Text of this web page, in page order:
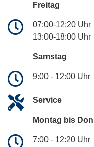
Freitag
07:00-12:20 Uhr
13:00-18:00 Uhr
Samstag
9:00 - 12:00 Uhr
Service
Montag bis
7:00 - 12:20 Uhr